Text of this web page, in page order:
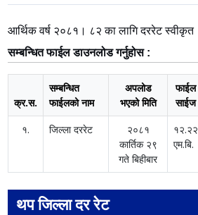
आर्थिक वर्ष २०८१। ८२ का लागि दररेट स्वीकृत
सम्बन्धित फाईल डाउनलोड गर्नुहोस :
क्र.स.
सम्बन्धित
फाईलको नाम
अपलोड
भएको मिति
फाईल
साईज
१.
जिल्ला दररेट
२०८१
कार्तिक २९
गते बिहीबार
१२.२२
एम.बि.
थप जिल्ला दर रेट